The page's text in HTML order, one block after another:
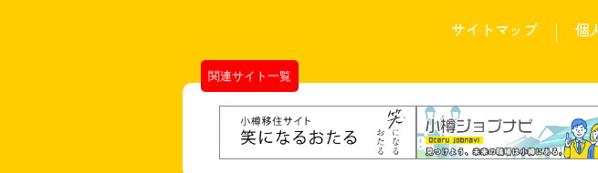
サイトマップ 個
関連サイト一覧